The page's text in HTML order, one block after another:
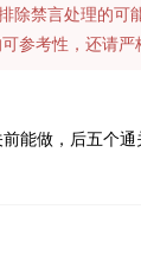
除禁言处理的可
参考性，还请
能做，后五个通